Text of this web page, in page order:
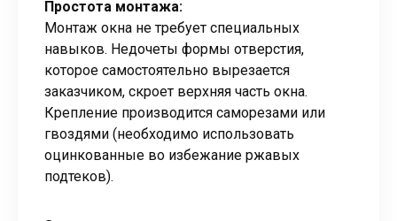
Простота монтажа:
Монтаж окна не требует специальных
навыков. Недочеты формы отверстия,
которое самостоятельно вырезается
заказчиком, скроет верхняя часть окна.
Крепление производится саморезами или
гвоздями (необходимо использовать
оцинкованные во избежание ржавых
подтеков).